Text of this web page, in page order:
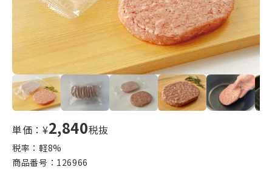
単価：¥2,840税抜
税率：軽8%
商品番号： 126966